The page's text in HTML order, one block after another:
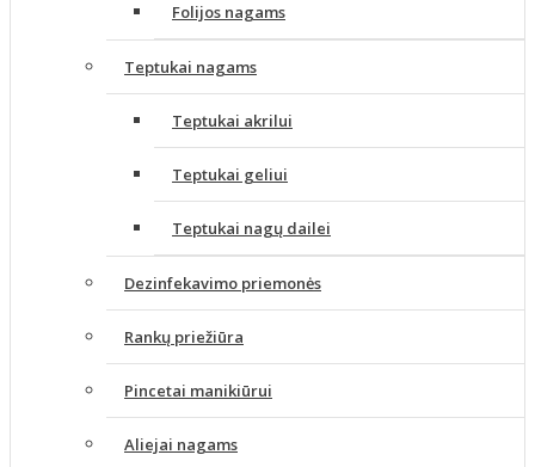
Folijos nagams
Teptukai nagams
Teptukai akrilui
Teptukai geliui
Teptukai nagų dailei
Dezinfekavimo priemonės
Rankų priežiūra
Pincetai manikiūrui
Aliejai nagams